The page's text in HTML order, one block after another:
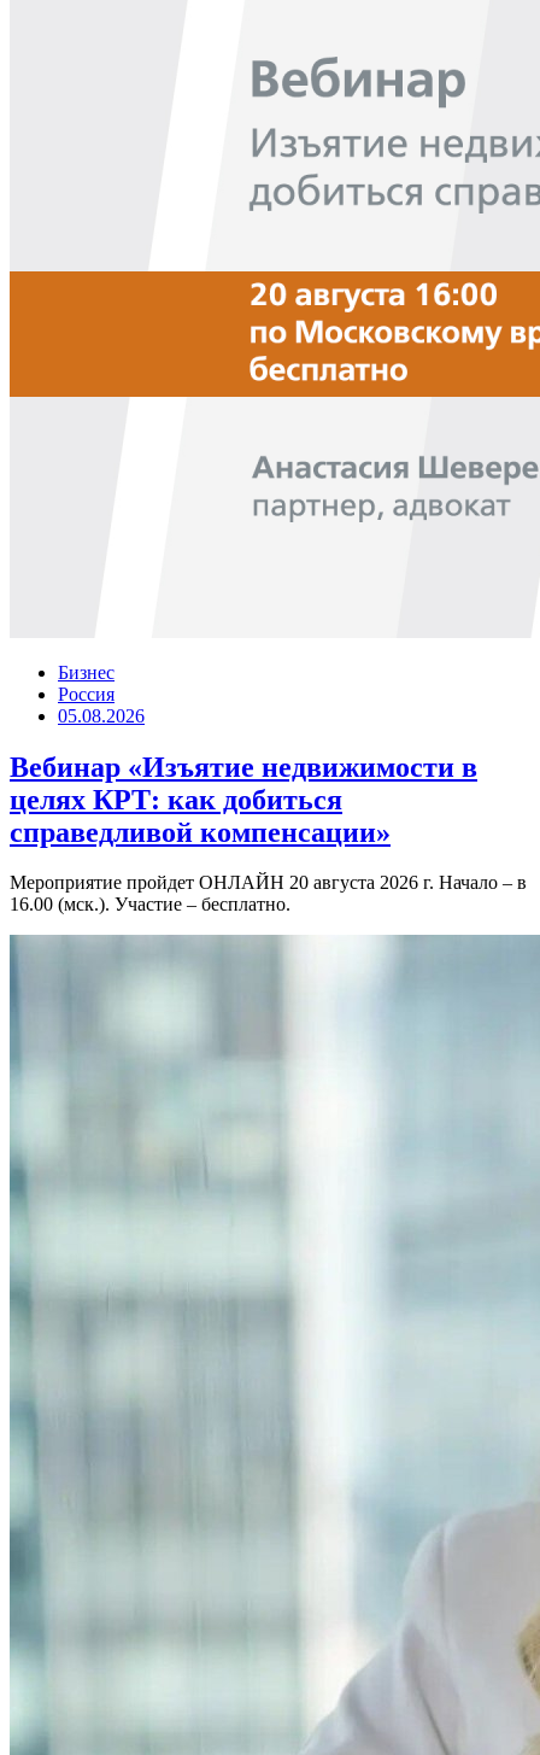
Бизнес
Россия
05.08.2026
Вебинар «Изъятие недвижимости в
целях КРТ: как добиться
справедливой компенсации»
Мероприятие пройдет ОНЛАЙН 20 августа 2026 г. Начало – в
16.00 (мск.). Участие – бесплатно.